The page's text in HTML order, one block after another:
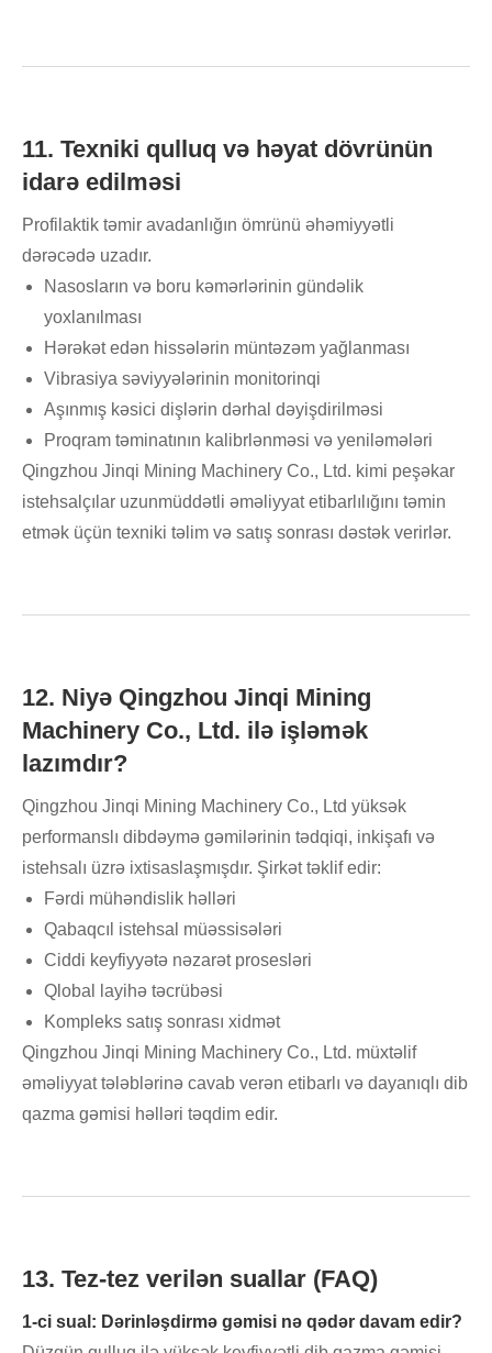
11. Texniki qulluq və həyat dövrünün
idarə edilməsi
Profilaktik təmir avadanlığın ömrünü əhəmiyyətli
dərəcədə uzadır.
Nasosların və boru kəmərlərinin gündəlik
yoxlanılması
Hərəkət edən hissələrin müntəzəm yağlanması
Vibrasiya səviyyələrinin monitorinqi
Aşınmış kəsici dişlərin dərhal dəyişdirilməsi
Proqram təminatının kalibrlənməsi və yeniləmələri
Qingzhou Jinqi Mining Machinery Co., Ltd. kimi peşəkar
istehsalçılar uzunmüddətli əməliyyat etibarlılığını təmin
etmək üçün texniki təlim və satış sonrası dəstək verirlər.
12. Niyə Qingzhou Jinqi Mining
Machinery Co., Ltd. ilə işləmək
lazımdır?
Qingzhou Jinqi Mining Machinery Co., Ltd yüksək
performanslı dibdəymə gəmilərinin tədqiqi, inkişafı və
istehsalı üzrə ixtisaslaşmışdır. Şirkət təklif edir:
Fərdi mühəndislik həlləri
Qabaqcıl istehsal müəssisələri
Ciddi keyfiyyətə nəzarət prosesləri
Qlobal layihə təcrübəsi
Kompleks satış sonrası xidmət
Qingzhou Jinqi Mining Machinery Co., Ltd. müxtəlif
əməliyyat tələblərinə cavab verən etibarlı və dayanıqlı dib
qazma gəmisi həlləri təqdim edir.
13. Tez-tez verilən suallar (FAQ)
1-ci sual: Dərinləşdirmə gəmisi nə qədər davam edir?